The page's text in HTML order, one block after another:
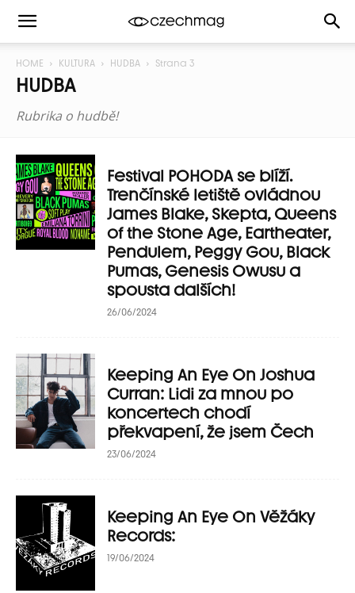
HOME KULTURA HUDBA Strana 3
HUDBA
Rubrika o hudbě!
Festival POHODA se blíží.
Trenčínské letiště ovládnou
James Blake, Skepta, Queens
of the Stone Age, Eartheater,
Pendulem, Peggy Gou, Black
Pumas, Genesis Owusu a
spousta dalších!
26/06/2024
Keeping An Eye On Joshua
Curran: Lidi za mnou po
koncertech chodí
překvapení, že jsem Čech
23/06/2024
Keeping An Eye On Věžáky
Records:
19/06/2024